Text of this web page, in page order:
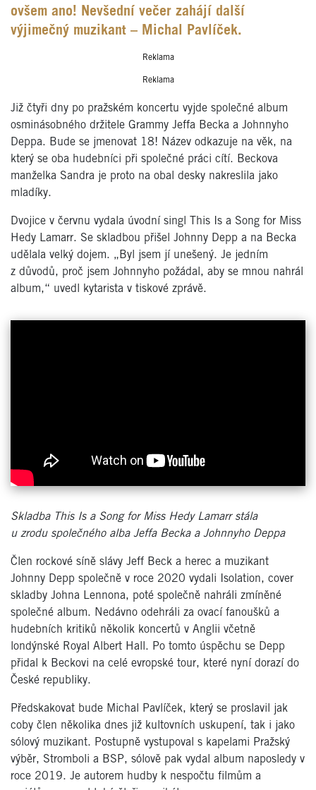
ovšem ano! Nevšední večer zahájí další
výjimečný muzikant – Michal Pavlíček.
Reklama
Reklama
Již čtyři dny po pražském koncertu vyjde společné album
osminásobného držitele Grammy Jeffa Becka a Johnnyho
Deppa. Bude se jmenovat 18! Název odkazuje na věk, na
který se oba hudebníci při společné práci cítí. Beckova
manželka Sandra je proto na obal desky nakreslila jako
mladíky.
Dvojice v červnu vydala úvodní singl This Is a Song for Miss
Hedy Lamarr. Se skladbou přišel Johnny Depp a na Becka
udělala velký dojem. „Byl jsem jí unešený. Je jedním
z důvodů, proč jsem Johnnyho požádal, aby se mnou nahrál
album,“ uvedl kytarista v tiskové zprávě.
Skladba This Is a Song for Miss Hedy Lamarr stála
u zrodu společného alba Jeffa Becka a Johnnyho Deppa
Člen rockové síně slávy Jeff Beck a herec a muzikant
Johnny Depp společně v roce 2020 vydali Isolation, cover
skladby Johna Lennona, poté společně nahráli zmíněné
společné album. Nedávno odehráli za ovací fanoušků a
hudebních kritiků několik koncertů v Anglii včetně
londýnské Royal Albert Hall. Po tomto úspěchu se Depp
přidal k Beckovi na celé evropské tour, které nyní dorazí do
České republiky.
Předskakovat bude Michal Pavlíček, který se proslavil jak
coby člen několika dnes již kultovních uskupení, tak i jako
sólový muzikant. Postupně vystupoval s kapelami Pražský
výběr, Stromboli a BSP, sólově pak vydal album naposledy v
roce 2019. Je autorem hudby k nespočtu filmům a